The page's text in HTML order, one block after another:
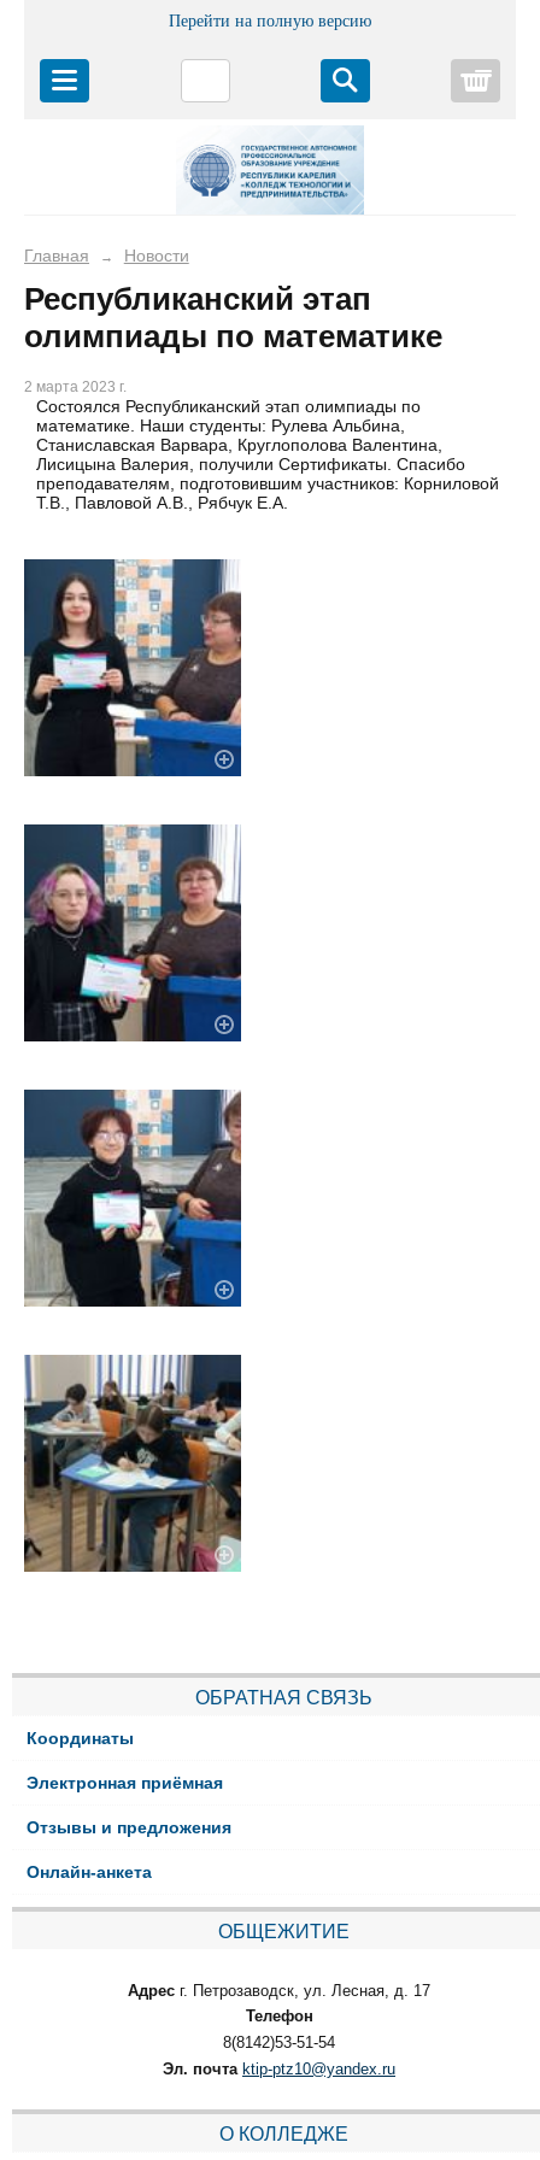
Перейти на полную версию
Главная → Новости
Республиканский этап
олимпиады по математике
2 марта 2023 г.
Состоялся Республиканский этап олимпиады по
математике. Наши студенты: Рулева Альбина,
Станиславская Варвара, Круглополова Валентина,
Лисицына Валерия, получили Сертификаты. Спасибо
преподавателям, подготовившим участников: Корниловой
Т.В., Павловой А.В., Рябчук Е.А.
ОБРАТНАЯ СВЯЗЬ
Координаты
Электронная приёмная
Отзывы и предложения
Онлайн-анкета
ОБЩЕЖИТИЕ
Адрес г. Петрозаводск, ул. Лесная, д. 17
Телефон
8(8142)53-51-54
Эл. почта ktip-ptz10@yandex.ru
О КОЛЛЕДЖЕ